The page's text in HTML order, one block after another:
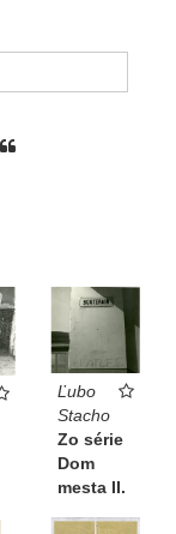
Ľubo
Stacho
Zo série
Dom
mesta II.